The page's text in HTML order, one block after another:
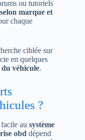
ou tutoriels
marque et
chaque
ciblée sur
en quelques
véhicule.
?
au système
obd dépend